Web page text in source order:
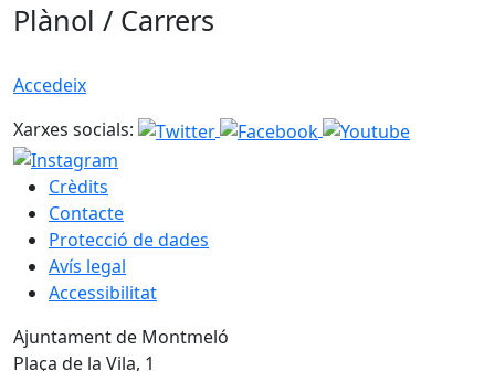
Plànol / Carrers
Accedeix
Xarxes socials:
Crèdits
Contacte
Protecció de dades
Avís legal
Accessibilitat
Ajuntament de Montmeló
Plaça de la Vila, 1